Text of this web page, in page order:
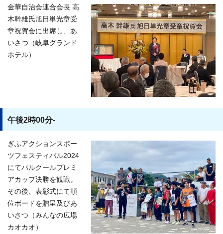
金華自治会連合会長 高
木幹雄氏旭日単光章受
章祝賀会に出席し、あ
いさつ（岐阜グランド
ホテル）
午後2時00分-
ぎふアクションスポー
ツフェスティバル2024
にてパルクールプレミ
アカップ決勝を観戦。
その後、表彰式にて順
位ボードを贈呈及びあ
いさつ（みんなの広場
カオカオ）